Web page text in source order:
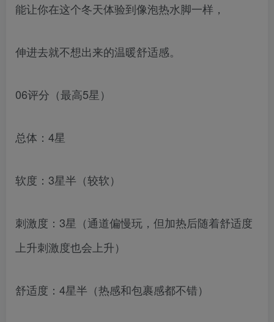
能让你在这个冬天体验到像泡热水脚一样，
伸进去就不想出来的温暖舒适感。
06评分（最高5星）
总体：4星
软度：3星半（较软）
刺激度：3星（通道偏慢玩，但加热后随着舒适度
上升刺激度也会上升）
舒适度：4星半（热感和包裹感都不错）